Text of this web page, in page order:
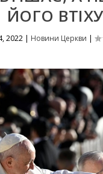
ЙОГО ВТІХУ
2022 | Новини Церкви |